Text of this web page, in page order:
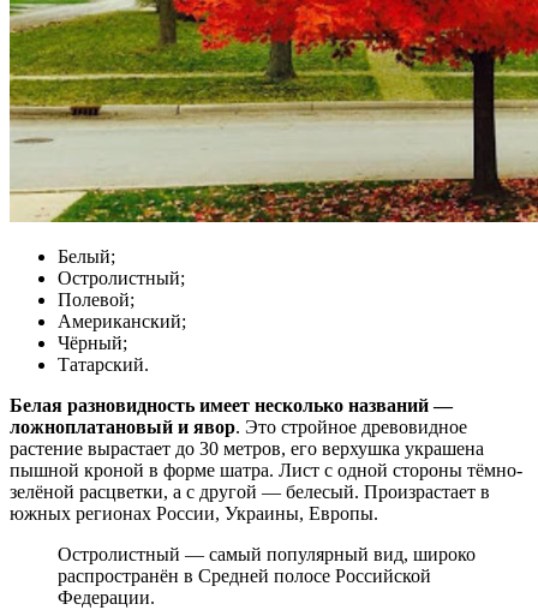
Белый;
Остролистный;
Полевой;
Американский;
Чёрный;
Татарский.
Белая разновидность имеет несколько названий —
ложноплатановый и явор. Это стройное древовидное
растение вырастает до 30 метров, его верхушка украшена
пышной кроной в форме шатра. Лист с одной стороны тёмно-
зелёной расцветки, а с другой — белесый. Произрастает в
южных регионах России, Украины, Европы.
Остролистный — самый популярный вид, широко
распространён в Средней полосе Российской
Федерации.